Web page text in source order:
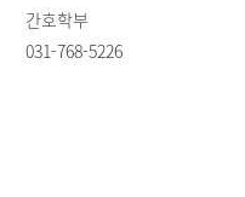
간호학부
031-768-5226